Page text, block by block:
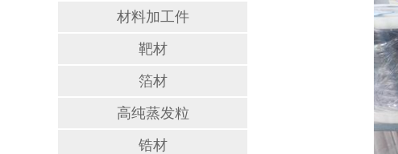
材料加工件
靶材
箔材
高纯蒸发粒
锆材